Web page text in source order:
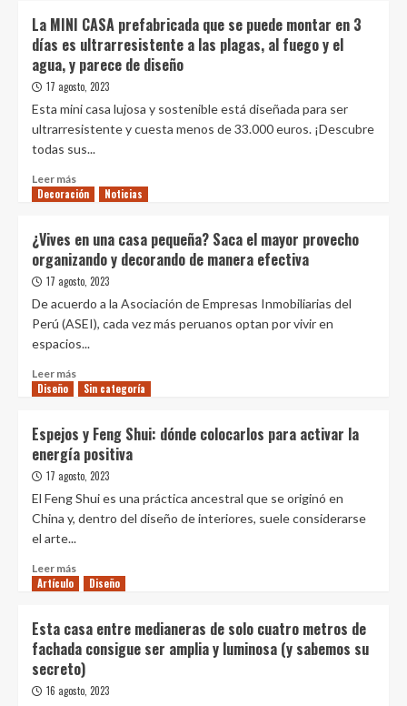
CEBRA diseña nuevo centro de
visitantes en el Parque Nacional Vjosa
Wild River en Albania
Diseño entre especies: hacia el
desarrollo de materiales que
¿Cómo lograr confort y bienestar en
el diseño de espacios comunes?
un
espacio
que
podría
confundirse
con
un
estudio
cine
peruano
compite
en
el
mundial
de
arquitectura
Building
2023′
La MINI CASA prefabricada que se puede montar en 3
días es ultrarresistente a las plagas, al fuego y el
agua, y parece de diseño
17 agosto, 2023
Esta mini casa lujosa y sostenible está diseñada para ser
ultrarresistente y cuesta menos de 33.000 euros. ¡Descubre
todas sus...
Leer más
más
MINI
CASA
prefabricada
que
puede
montar
3
días
ultrarresistente
a
las
al
fuego
y
agua,
y
de
diseño
Decoración Noticias
¿Vives en una casa pequeña? Saca el mayor provecho
organizando y decorando de manera efectiva
17 agosto, 2023
De acuerdo a la Asociación de Empresas Inmobiliarias del
Perú (ASEI), cada vez más peruanos optan por vivir en
espacios...
Leer más
más
en
una
casa
pequeña?
el
mayor
organizando
y
de
manera
efectiva
Diseño Sin categoría
Espejos y Feng Shui: dónde colocarlos para activar la
energía positiva
17 agosto, 2023
El Feng Shui es una práctica ancestral que se originó en
China y, dentro del diseño de interiores, suele considerarse
el arte...
Leer más
más
y
Feng
Shui:
dónde
Artículo Diseño
Esta casa entre medianeras de solo cuatro metros de
fachada consigue ser amplia y luminosa (y sabemos su
secreto)
16 agosto, 2023